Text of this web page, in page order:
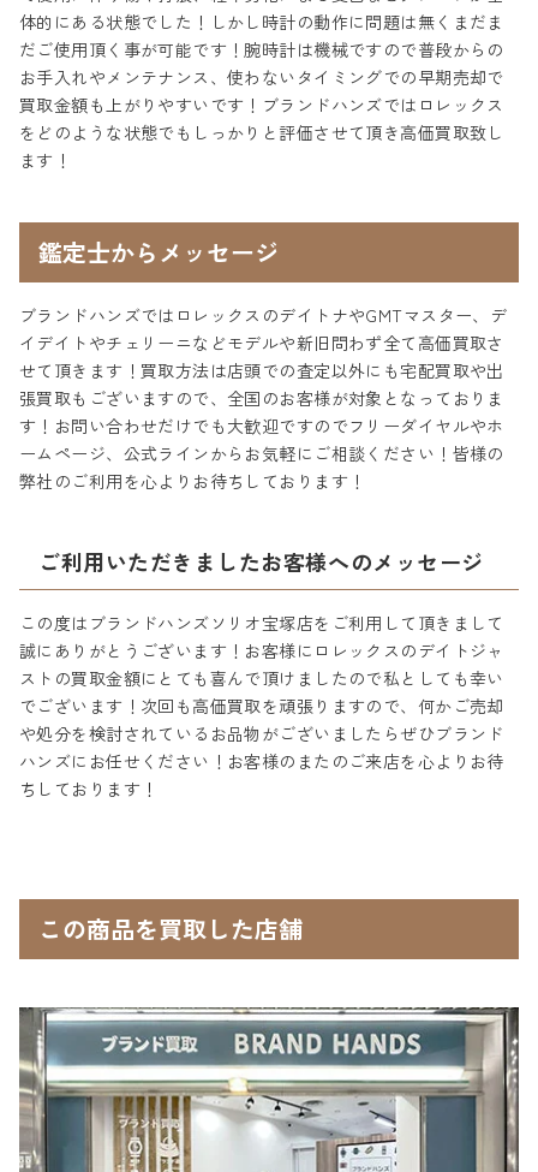
体的にある状態でした！しかし時計の動作に問題は無くまだま
だご使用頂く事が可能です！腕時計は機械ですので普段からの
お手入れやメンテナンス、使わないタイミングでの早期売却で
買取金額も上がりやすいです！ブランドハンズではロレックス
をどのような状態でもしっかりと評価させて頂き高価買取致し
ます！
鑑定士からメッセージ
ブランドハンズではロレックスのデイトナやGMTマスター、デ
イデイトやチェリーニなどモデルや新旧問わず全て高価買取さ
せて頂きます！買取方法は店頭での査定以外にも宅配買取や出
張買取もございますので、全国のお客様が対象となっておりま
す！お問い合わせだけでも大歓迎ですのでフリーダイヤルやホ
ームページ、公式ラインからお気軽にご相談ください！皆様の
弊社のご利用を心よりお待ちしております！
ご利用いただきましたお客様へのメッセージ
この度はブランドハンズソリオ宝塚店をご利用して頂きまして
誠にありがとうございます！お客様にロレックスのデイトジャ
ストの買取金額にとても喜んで頂けましたので私としても幸い
でございます！次回も高価買取を頑張りますので、何かご売却
や処分を検討されているお品物がございましたらぜひブランド
ハンズにお任せください！お客様のまたのご来店を心よりお待
ちしております！
この商品を買取した店舗